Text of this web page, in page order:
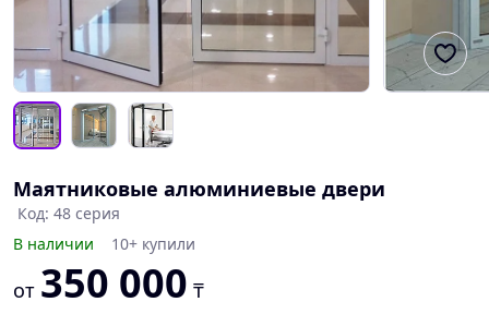
Маятниковые алюминиевые двери
Код: 48 серия
В наличии
10+ купили
от 350 000 ₸